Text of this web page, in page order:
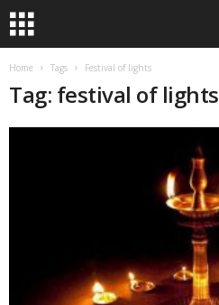
Home Tags Festival of lights
Tag: festival of lights